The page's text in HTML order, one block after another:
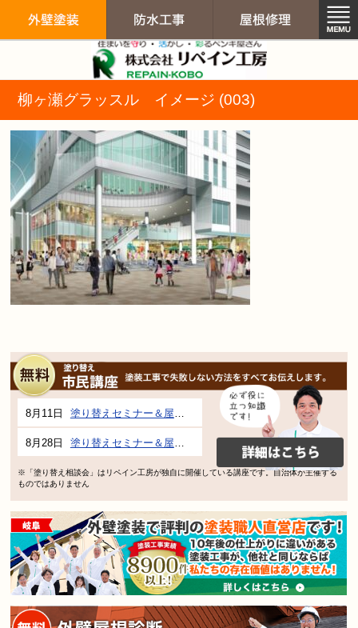
柳ヶ瀬グラッスル イメージ (003)
8月11日 塗り替えセミナー＆屋根、外壁の塗り替え市民講座 inぎふメディアコスモス
8月28日 塗り替えセミナー＆屋根、外壁の塗り替え市民講座 inぎふメディアコスモス
※「塗り替え相談会」はリペイン工房が独自に開催している講座です。自治体が主催する
ものではありません